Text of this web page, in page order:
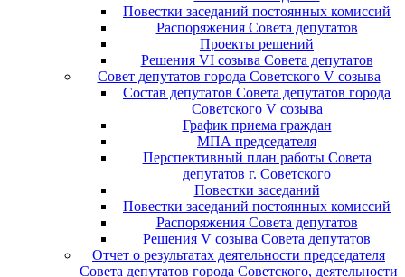
Повестки заседаний постоянных комиссий
Распоряжения Совета депутатов
Проекты решений
Решения VI созыва Совета депутатов
Совет депутатов города Советского V созыва
Состав депутатов Совета депутатов города
Советского V созыва
График приема граждан
МПА председателя
Перспективный план работы Совета
депутатов г. Советского
Повестки заседаний
Повестки заседаний постоянных комиссий
Распоряжения Совета депутатов
Решения V созыва Совета депутатов
Отчет о результатах деятельности председателя
Совета депутатов города Советского, деятельности